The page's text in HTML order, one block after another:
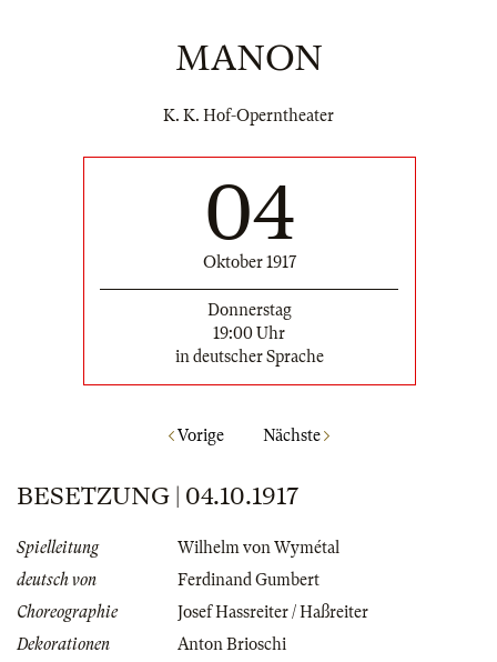
MANON
K. K. Hof-Operntheater
04
Oktober 1917
Donnerstag
19:00 Uhr
in deutscher Sprache
Vorige Nächste
BESETZUNG | 04.10.1917
Spielleitung
Wilhelm von Wymétal
deutsch von
Ferdinand Gumbert
Choreographie
Josef Hassreiter / Haßreiter
Dekorationen
Anton Brioschi